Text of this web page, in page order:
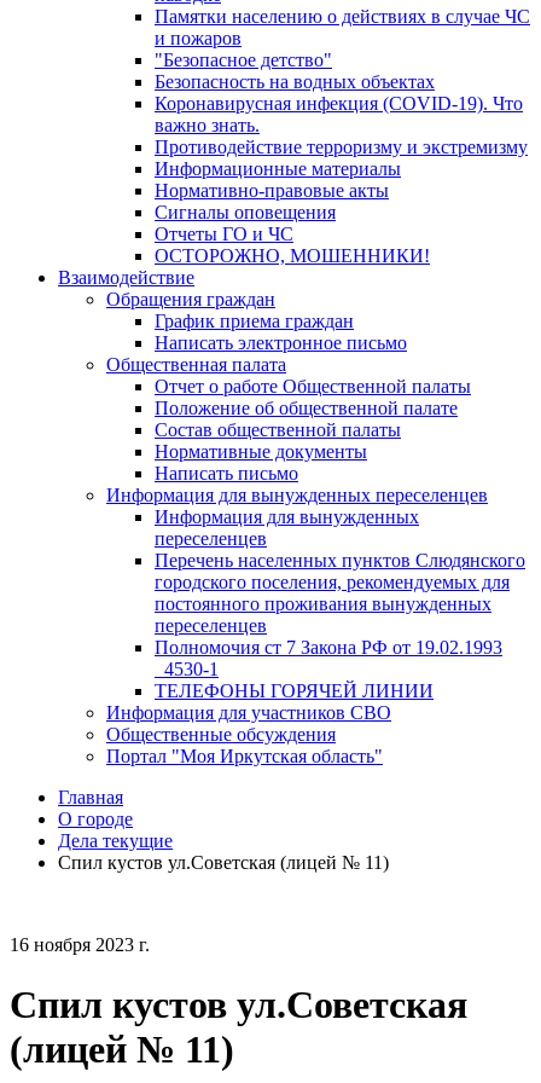
Памятки населению о действиях в случае ЧС
и пожаров
"Безопасное детство"
Безопасность на водных объектах
Коронавирусная инфекция (COVID-19). Что
важно знать.
Противодействие терроризму и экстремизму
Информационные материалы
Нормативно-правовые акты
Сигналы оповещения
Отчеты ГО и ЧС
ОСТОРОЖНО, МОШЕННИКИ!
Взаимодействие
Обращения граждан
График приема граждан
Написать электронное письмо
Общественная палата
Отчет о работе Общественной палаты
Положение об общественной палате
Состав общественной палаты
Нормативные документы
Написать письмо
Информация для вынужденных переселенцев
Информация для вынужденных
переселенцев
Перечень населенных пунктов Слюдянского
городского поселения, рекомендуемых для
постоянного проживания вынужденных
переселенцев
Полномочия ст 7 Закона РФ от 19.02.1993
_4530-1
ТЕЛЕФОНЫ ГОРЯЧЕЙ ЛИНИИ
Информация для участников СВО
Общественные обсуждения
Портал "Моя Иркутская область"
Главная
О городе
Дела текущие
Спил кустов ул.Советская (лицей № 11)
16 ноября 2023 г.
Спил кустов ул.Советская
(лицей № 11)